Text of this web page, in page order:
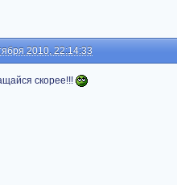
2010, 22:14:33
скорее!!!